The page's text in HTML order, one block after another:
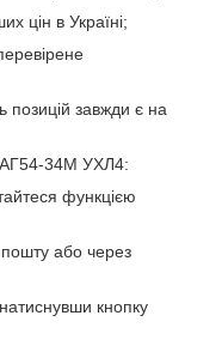
цін в Україні;
позицій завжди є на
34М УХЛ4:
функцією
пошту або через
кнопку